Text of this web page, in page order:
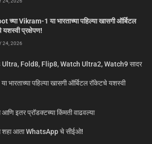
च्या Vikram-1 या भारताच्या पहिल्या खासगी ऑर्बिटल
यशस्वी प्रक्षेपण!
24, 2026
Fold8, Flip8, Watch Ultra2, Watch9 सादर
पहिल्या खासगी ऑर्बिटल रॉकेटचे यशस्वी
इतर प्रॉडक्टच्या किंमती वाढवल्या
आता WhatsApp चे सीईओ!